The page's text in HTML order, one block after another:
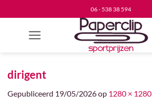
naar
06 - 538 38 594
dirigent
Gepubliceerd 19/05/2026op 1280 × 1280